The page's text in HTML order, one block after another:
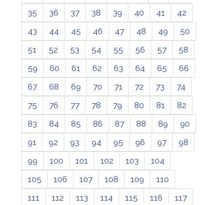
35
36 37 38 39 40 41
42
43
44 45 46 47 48 49
50
51
52 53 54 55 56 57
58
59
60 61 62 63 64 65
66
67
68 69 70 71 72 73
74
75
76 77 78 79 80 81
82
83
84 85 86 87 88 89
90
91
92 93 94 95 96 97
98
99
100 101 102 103
104
105
106 107 108 109
110
111
112 113 114 115 116 117